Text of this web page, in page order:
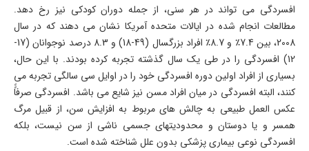
افسردگی می تواند در هر سنی، از جمله دوران کودکی نیز رخ دهد.
مطالعات انجام شده در ایالات متحده آمریکا نشان می دهند که در سال
2008، بین 7.4٪ و 8.7٪ افراد بزرگسال (49-18) و 8.3 درصد نوجوانان (17-
12) افسردگی را در طی یک سال گذشته تجربه کرده بودند. با این حال،
بسیاری از افراد اولین دوره افسردگی خود را در اوایل سی سالگی تجربه می
کنند، البته افسردگی در میان افراد مسن نیز شایع می باشد. افسردگی صرفاًً
عکس العمل طبیعی به چالش های مربوط به افزایش سن، از قبیل مرگ
همسر و یا دوستان و محدودیتهای جسمی ناشی از سن نیست، بلکه
افسردگی نوعی بیماری پزشکی بدون علل شناخته شده است.